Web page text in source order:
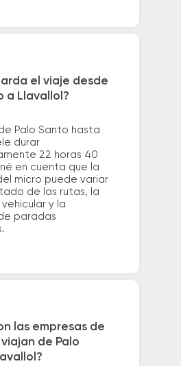
el viaje desde
a Llavallol?
Palo Santo hasta
durar
22 horas 40
en cuenta que la
micro puede variar
de las rutas, la
y la
paradas
las empresas de
de Palo